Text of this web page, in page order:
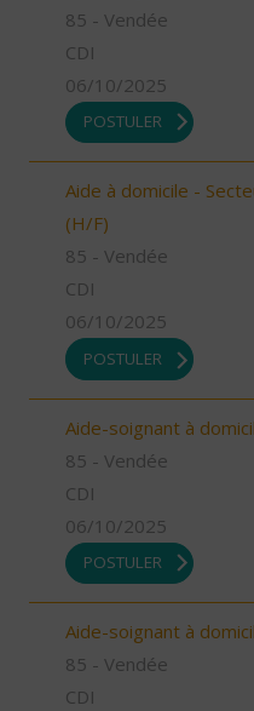
85 - Vendée
CDI
06/10/2025
POSTULER
Aide à domicile -
(H/F)
85 - Vendée
CDI
06/10/2025
POSTULER
Aide-soignant à
85 - Vendée
CDI
06/10/2025
POSTULER
Aide-soignant à
85 - Vendée
CDI